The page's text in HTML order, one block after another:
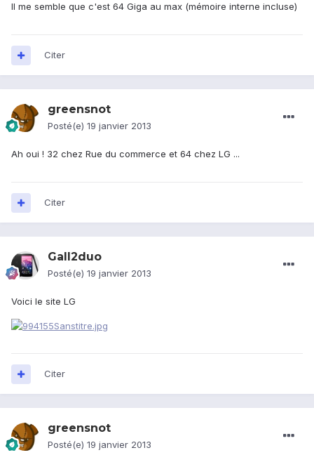
Il me semble que c'est 64 Giga au max (mémoire interne incluse)
Citer
greensnot
Posté(e) 19 janvier 2013
Ah oui ! 32 chez Rue du commerce et 64 chez LG ...
Citer
Gall2duo
Posté(e) 19 janvier 2013
Voici le site LG
Citer
greensnot
Posté(e) 19 janvier 2013